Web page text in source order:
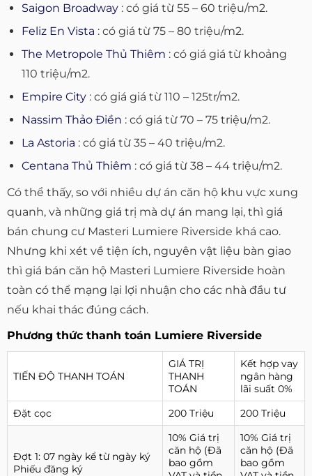
Saigon Broadway: có giá từ 55 – 60 triệu/m2.
Feliz En Vista : có giá từ 75 – 80 triệu/m2.
The Metropole Thủ Thiêm : có giá giá từ khoảng
110 triệu/m2.
Empire City: có giá giá từ 110 – 125tr/m2.
Nassim Thảo Điền : có giá từ 70 – 75 triệu/m2.
La Astoria : có giá từ 35 – 40 triệu/m2.
Centana Thủ Thiêm : có giá từ 38 – 44 triệu/m2.
Có thể thấy, so với nhiều dự án căn hộ khu vực xung
quanh, và những giá trị mà dự án mang lại, thì giá
bán chung cư Masteri Lumiere Riverside khá cao.
Nhưng khi xét về tiện ích, nguyên vật liệu bàn giao
thì giá bán căn hộ Masteri Lumiere Riverside hoàn
toàn có thể mạng lại lợi nhuận cho các nhà đầu tư
nếu khai thác đúng cách.
Phương thức thanh toán Lumiere Riverside
TIẾN ĐỘ THANH TOÁN
GIÁ TRỊ
THANH
TOÁN
Kết hợp vay
ngân hàng
lãi suất 0%
Đặt cọc
200 Triệu 200 Triệu
Đợt 1: 07 ngày kể từ ngày ký
Phiếu đăng ký
10% Giá trị
căn hộ (Đã
bao gồm
10% Giá trị
căn hộ (Đã
bao gồm